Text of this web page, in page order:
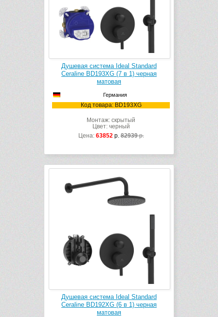
Душевая система Ideal Standard
Ceraline BD193XG (7 в 1) черная
матовая
Германия
Код товара: BD193XG
Монтаж: скрытый
Цвет: черный
Цена: 63852р.82939р.
Душевая система Ideal Standard
Ceraline BD192XG (6 в 1) черная
матовая